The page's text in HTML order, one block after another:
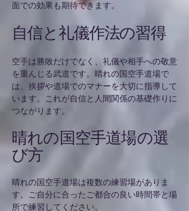
面での効果も期待できます。
自信と礼儀作法の習得
空手は勝敗だけでなく、礼儀や相手への敬意
を重んじる武道です。晴れの国空手道場で
は、挨拶や道場でのマナーを大切に指導して
います。これが自信と人間関係の基礎作りに
つながります。
晴れの国空手道場の選
び方
晴れの国空手道場は複数の練習場がありま
す。ご自分に合ったご都合の良い時間帯と場
所で練習してください。